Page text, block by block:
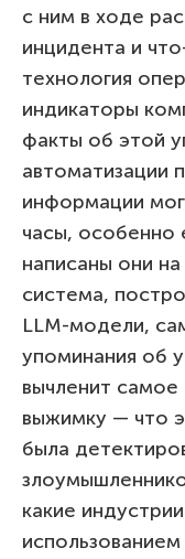
с ним в ходе
инцидента и
технология
индикаторы
факты об этой
автоматизации
информации
часы, особенно
написаны они
система,
LLM-модели,
упоминания об
вычленит
выжимку — что
была
какие